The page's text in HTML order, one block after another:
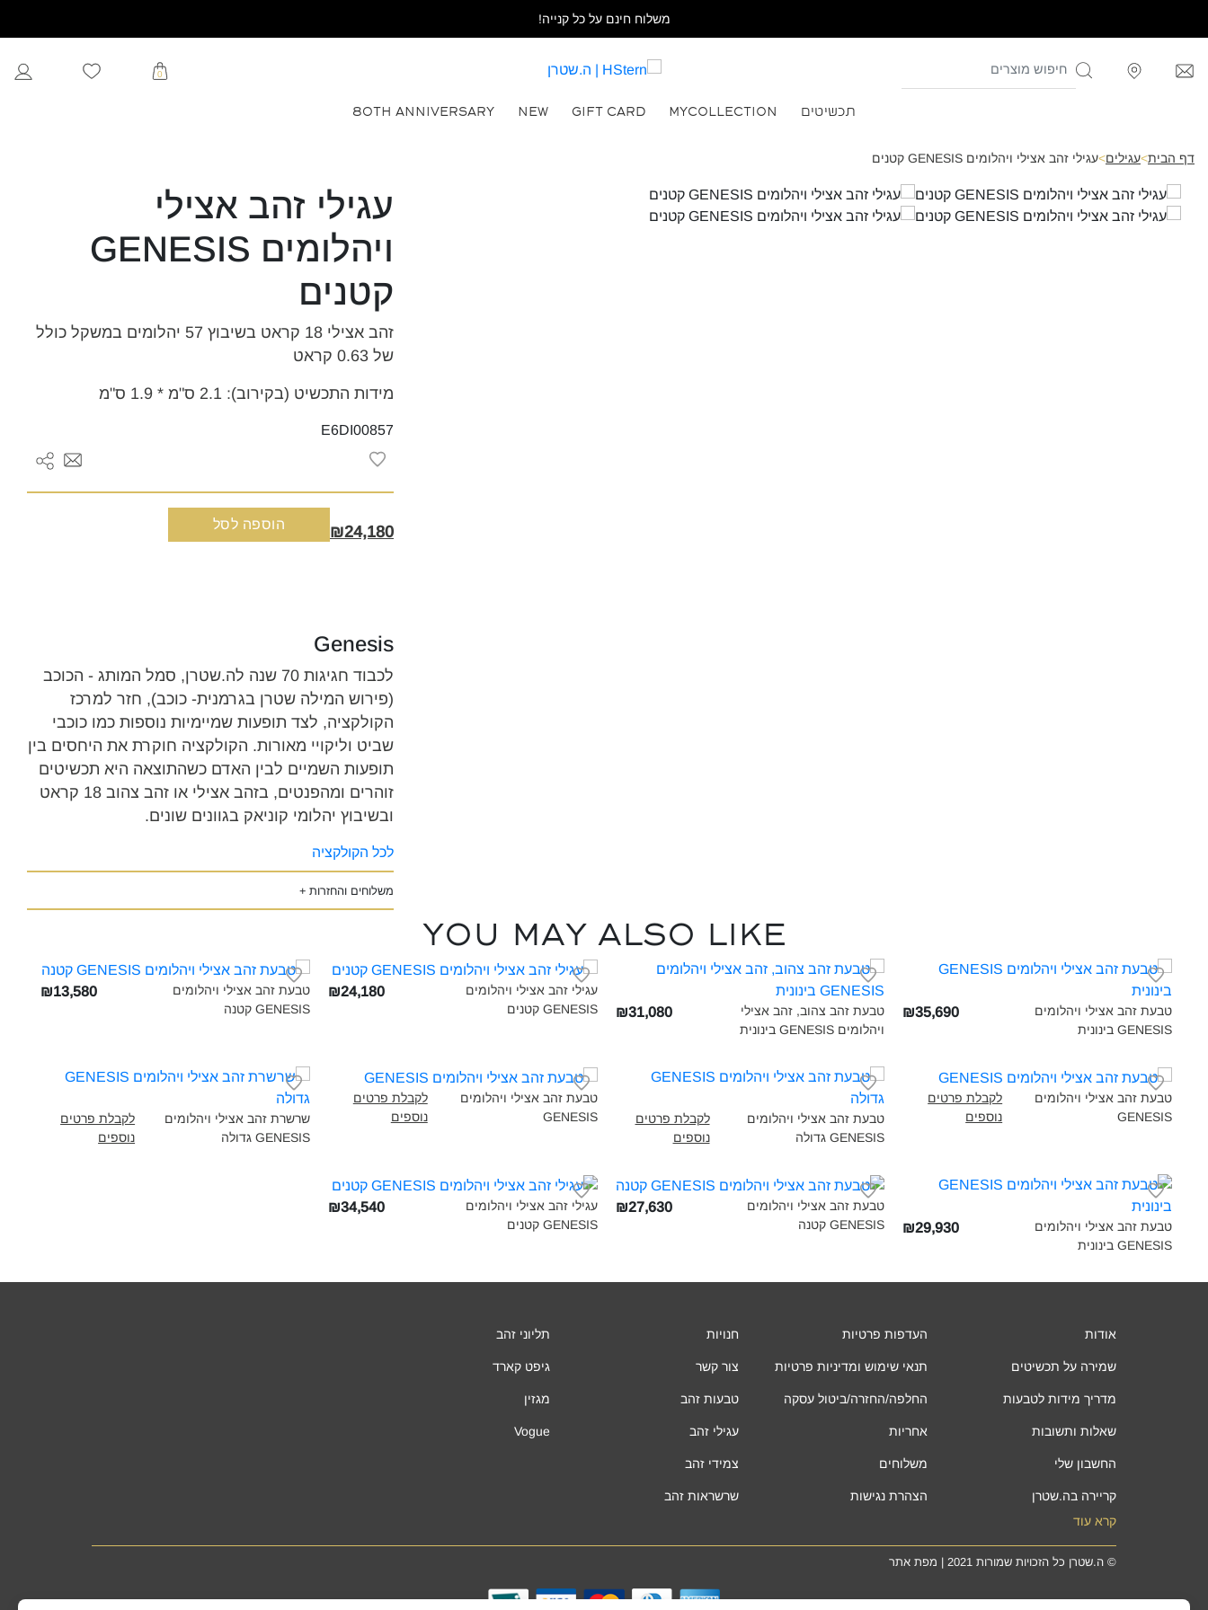
משלוח חינם על כל קנייה!
0
תכשיטים MYCOLLECTION
GIFT CARD
NEW
80TH ANNIVERSARY
דף הבית>עגילים>עגילי זהב אצילי ויהלומים GENESIS קטנים
עגילי זהב אצילי
ויהלומים GENESIS
קטנים
זהב אצילי 18 קראט בשיבוץ 57 יהלומים במשקל כולל
של 0.63 קראט
מידות התכשיט (בקירוב): 2.1 ס"מ * 1.9 ס"מ
E6DI00857
₪24,180של
GENESIS
קטנים
הוספה לסל
Genesis
לכבוד חגיגות 70 שנה לה.שטרן, סמל המותג - הכוכב
(פירוש המילה שטרן בגרמנית- כוכב), חזר למרכז
הקולקציה, לצד תופעות שמיימיות נוספות כמו כוכבי
שביט וליקויי מאורות. הקולקציה חוקרת את היחסים בין
תופעות השמיים לבין האדם כשהתוצאה היא תכשיטים
זוהרים ומהפנטים, בזהב אצילי או זהב צהוב 18 קראט
ובשיבוץ יהלומי קוניאק בגוונים שונים.
לכל הקולקציה
משלוחים והחזרות +
You may also like
טבעת זהב אצילי ויהלומים
GENESIS בינונית‎
₪35,690
טבעת זהב צהוב, זהב אצילי
ויהלומים GENESIS בינונית‎
₪31,080
עגילי זהב אצילי ויהלומים
GENESIS קטנים‎
₪24,180
טבעת זהב אצילי ויהלומים
GENESIS קטנה‎
₪13,580
טבעת זהב אצילי ויהלומים
GENESIS‎
לקבלת פרטים
נוספים
טבעת זהב אצילי ויהלומים
GENESIS גדולה‎
לקבלת פרטים
נוספים
טבעת זהב אצילי ויהלומים
GENESIS‎
לקבלת פרטים
נוספים
שרשרת זהב אצילי ויהלומים
GENESIS גדולה‎
לקבלת פרטים
נוספים
טבעת זהב אצילי ויהלומים
GENESIS בינונית‎
₪29,930
טבעת זהב אצילי ויהלומים
GENESIS קטנה‎
₪27,630
עגילי זהב אצילי ויהלומים
GENESIS קטנים‎
₪34,540
אודות
שמירה על תכשיטים
מדריך מידות לטבעות
שאלות ותשובות
החשבון שלי
קריירה בה.שטרן
העדפות פרטיות
תנאי שימוש ומדיניות פרטיות
החלפה/החזרה/ביטול עסקה
אחריות
משלוחים
הצהרת נגישות
חנויות
צור קשר
טבעות זהב
עגילי זהב
צמידי זהב
שרשראות זהב
תליוני זהב
גיפט קארד
מגזין
Vogue
קרא עוד
© ה.שטרן כל הזכויות שמורות 2021 | מפת אתר